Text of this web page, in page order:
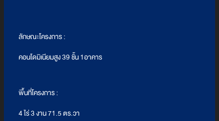
ลักษณะโครงการ :
คอนโดมิเนียมสูง 39 ชั้น 1อาคาร
พื้นที่โครงการ :
4 ไร่ 3 งาน 71.5 ตร.วา